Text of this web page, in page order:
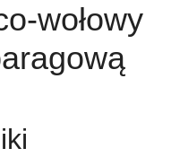
wołowy